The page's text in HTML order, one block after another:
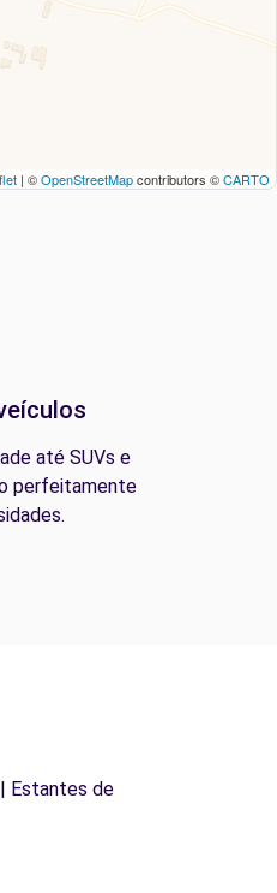
| ©OpenStreetMapcontributors ©CARTO
até SUVs e
perfeitamente
Estantes de